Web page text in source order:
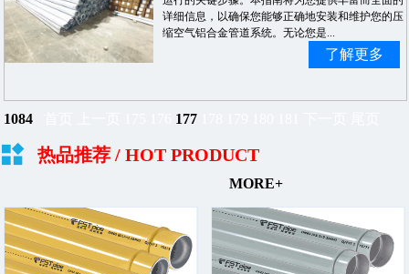
详细信息，以确保您能够正确地安装和维护您的压
缩空气铝合金管道系统。无论您是...
了解更多
1084 177
热品推荐/ HOT PRODUCT
MORE+